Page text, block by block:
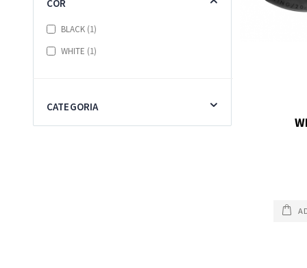
COR
BLACK 1item
WHITE 1item
CATEGORIA